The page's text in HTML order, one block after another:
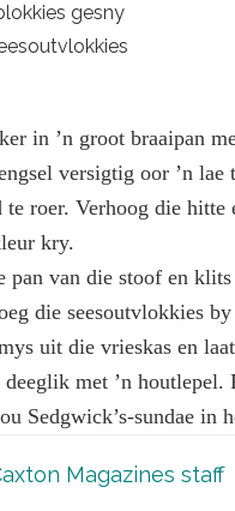
gesny
in ’n groot braaipan
versigtig oor ’n
roer. Verhoog die
kry.
pan van die stoof en
die seesoutvlokkies
uit die vrieskas en
met ’n
Sedgwick’s-sundae in
Magazines staff